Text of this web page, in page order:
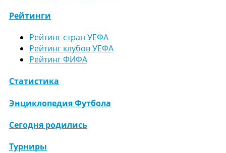
Рейтинги
Рейтинг стран УЕФА
Рейтинг клубов УЕФА
Рейтинг ФИФА
Статистика
Энциклопедия Футбола
Сегодня родились
Турниры